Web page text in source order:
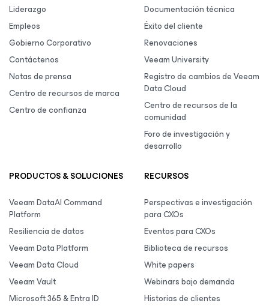
Liderazgo
Empleos
Gobierno Corporativo
Contáctenos
Notas de prensa
Centro de recursos de marca
Centro de confianza
Documentación técnica
Éxito del cliente
Renovaciones
Veeam University
Registro de cambios de Veeam
Data Cloud
Centro de recursos de la
comunidad
Foro de investigación y
desarrollo
PRODUCTOS & SOLUCIONES
Veeam DataAI Command
Platform
Resiliencia de datos
Veeam Data Platform
Veeam Data Cloud
Veeam Vault
Microsoft 365 & Entra ID
RECURSOS
Perspectivas e investigación
para CXOs
Eventos para CXOs
Biblioteca de recursos
White papers
Webinars bajo demanda
Historias de clientes